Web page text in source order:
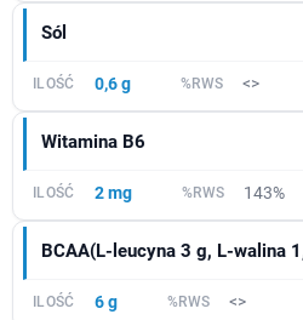
Sól
0,6 g <>
Witamina B6
2 mg 143%
BCAA(L-leucyna 3 g, L-walina
6 g <>